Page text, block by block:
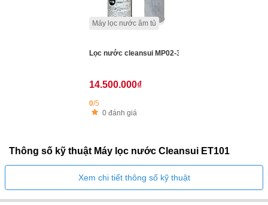
Máy lọc nước âm tủ
Lọc nước cleansui MP02-3
14.500.000₫
0/5
0 đánh giá
Thông số kỹ thuật Máy lọc nước Cleansui ET101
Xem chi tiết thông số kỹ thuật